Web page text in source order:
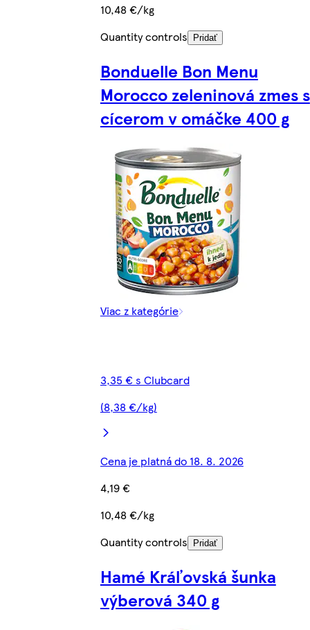
10,48 €/kg
Quantity controls
Pridať
Bonduelle Bon Menu
Morocco zeleninová zmes s
cícerom v omáčke 400 g
Viac z kategórie
3,35 € s Clubcard
(8,38 €/kg)
Cena je platná do 18. 8. 2026
4,19 €
10,48 €/kg
Quantity controls
Pridať
Hamé Kráľovská šunka
výberová 340 g